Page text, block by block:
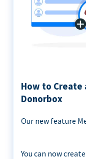
How to Create
Donorbox
Our new feature
You can now